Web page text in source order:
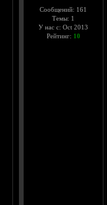
Сообщений: 161
Темы: 1
У нас с: Oct 2013
Рейтинг: 10